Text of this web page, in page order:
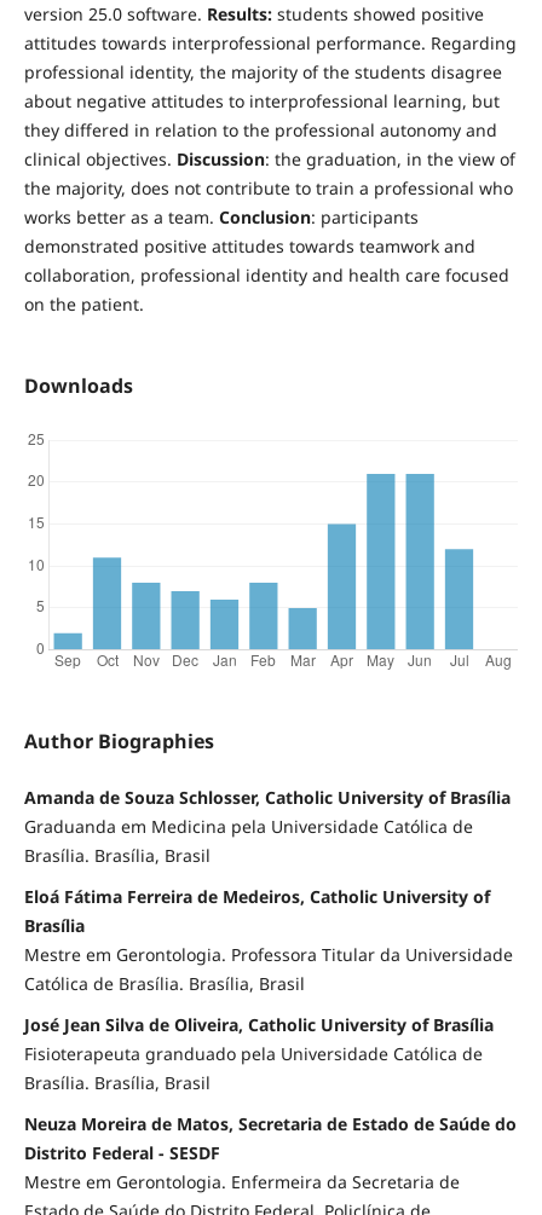
version 25.0 software. Results:students showed positive
attitudes towards interprofessional performance. Regarding
professional identity, the majority of the students disagree
about negative attitudes to interprofessional learning, but
they differed in relation to the professional autonomy and
clinical objectives. Discussion: the graduation, in the view of
the majority, does not contribute to train a professional who
works better as a team. Conclusion: participants
demonstrated positive attitudes towards teamwork and
collaboration, professional identity and health care focused
on the patient.
Downloads
Author Biographies
Amanda de Souza Schlosser, Catholic University of Brasília
Graduanda em Medicina pela Universidade Católica de
Brasília. Brasília, Brasil
Eloá Fátima Ferreira de Medeiros, Catholic University of
Brasília
Mestre em Gerontologia. Professora Titular da Universidade
Católica de Brasília. Brasília, Brasil
José Jean Silva de Oliveira, Catholic University of Brasília
Fisioterapeuta granduado pela Universidade Católica de
Brasília. Brasília, Brasil
Neuza Moreira de Matos, Secretaria de Estado de Saúde do
Distrito Federal - SESDF
Mestre em Gerontologia. Enfermeira da Secretaria de
Estado de Saúde do Distrito Federal. Policlínica de